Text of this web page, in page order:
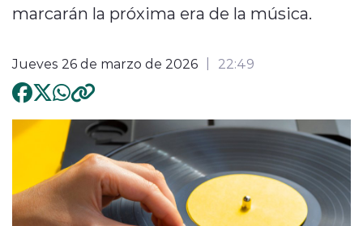
marcarán la próxima era de la música.
Jueves 26 de marzo de 2026 22:49